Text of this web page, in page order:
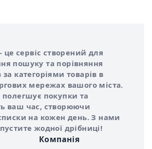
Shurshilo
це сервіс створений для
пошуку та порівняння
за категоріями товарів в
мережах вашого міста.
полегшує покупки та
ваш час, створюючи
на кожен день. З нами
жодної дрібниці!
Компанія